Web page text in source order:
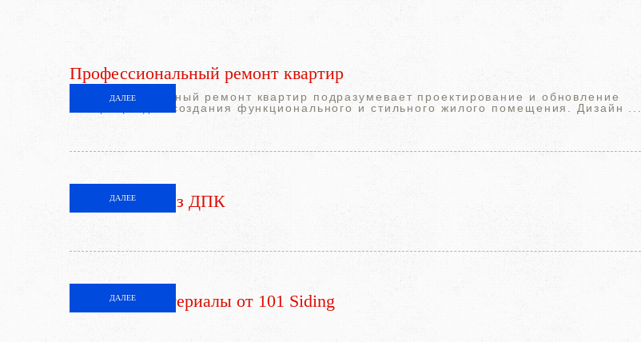
Профессиональный ремонт квартир
Профессиональный ремонт квартир подразумевает проектирование и обновление
интерьера для создания функционального и стильного жилого помещения. Дизайн ...
ДАЛЕЕ
Ограждения из ДПК
ДАЛЕЕ
Фасадные материалы от 101 Siding
ДАЛЕЕ